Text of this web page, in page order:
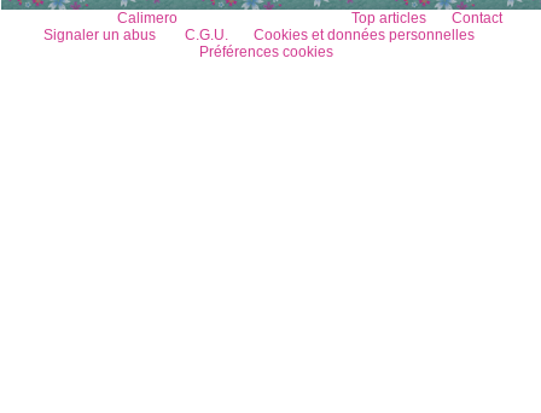
Voir le profil deCalimero Top articles
Contact
Signaler un abus
C.G.U.
Cookies et données personnelles
Préférences cookies